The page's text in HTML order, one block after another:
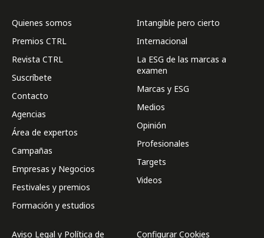
Quienes somos
Premios CTRL
Revista CTRL
Suscríbete
Contacto
Agencias
Área de expertos
Campañas
Empresas y Negocios
Festivales y premios
Formación y estudios
Intangible pero cierto
Internacional
La ESG de las marcas a
examen
Marcas y ESG
Medios
Opinión
Profesionales
Targets
Videos
Aviso Legal y Política de Configurar Cookies